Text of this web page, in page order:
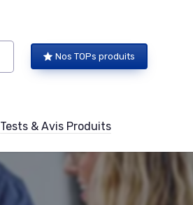
Nos TOPs produits
Tests & Avis Produits